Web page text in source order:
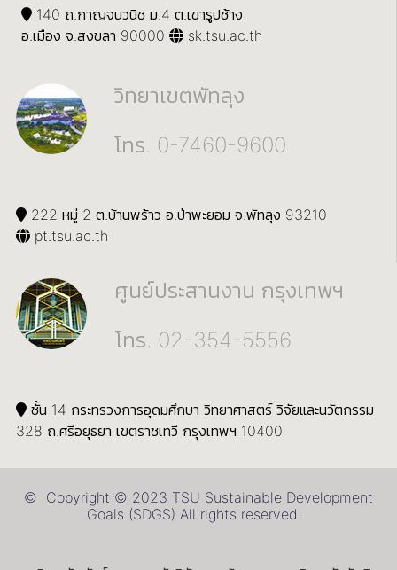
140 ถ.กาญจนวนิช ม.4 ต.เขารูปช้าง
อ.เมือง จ.สงขลา 90000
sk.tsu.ac.th
วิทยาเขตพัทลุง
โทร. 0-7460-9600
222 หมู่ 2 ต.บ้านพร้าว อ.ป่าพะยอม จ.พัทลุง 93210
pt.tsu.ac.th
ศูนย์ประสานงาน กรุงเทพฯ
โทร. 02-354-5556
ชั้น 14 กระทรวงการอุดมศึกษา วิทยาศาสตร์ วิจัยและนวัตกรรม
328 ถ.ศรีอยุธยา เขตราชเทวี กรุงเทพฯ 10400
© Copyright © 2023 TSU Sustainable Development
Goals (SDGS) All rights reserved.